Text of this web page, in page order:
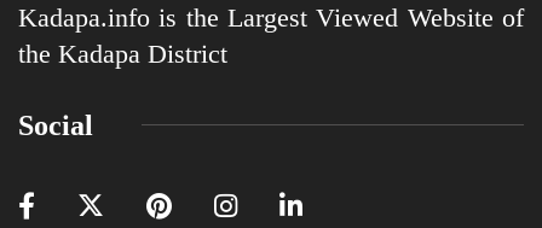
Kadapa.info is the Largest Viewed Website of
the Kadapa District
Social